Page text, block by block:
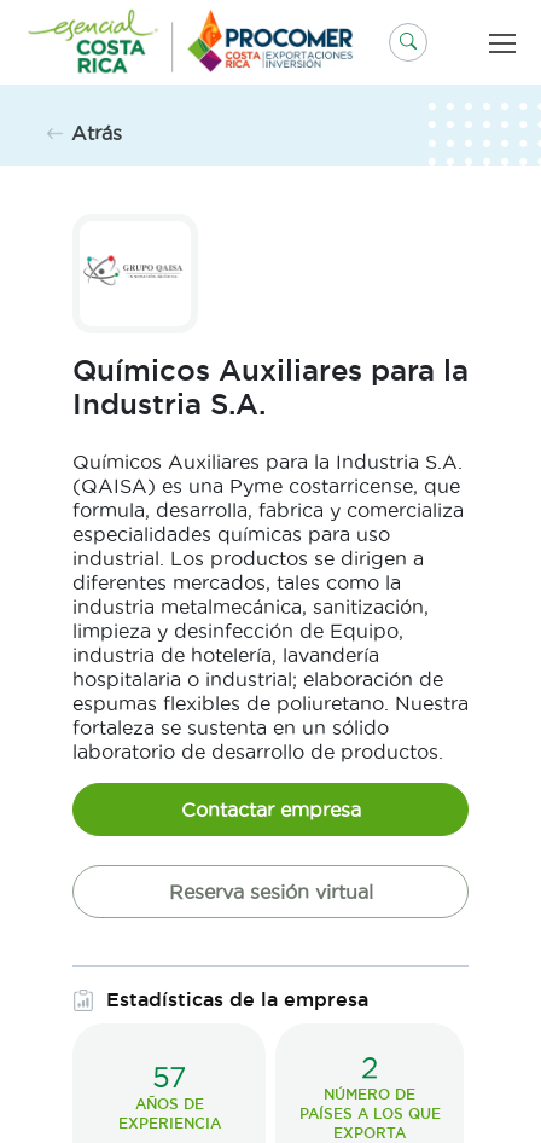
contenido
Atrás
Químicos Auxiliares para la
Industria S.A.
Químicos Auxiliares para la Industria S.A.
(QAISA) es una Pyme costarricense, que
formula, desarrolla, fabrica y comercializa
especialidades químicas para uso
industrial. Los productos se dirigen a
diferentes mercados, tales como la
industria metalmecánica, sanitización,
limpieza y desinfección de Equipo,
industria de hotelería, lavandería
hospitalaria o industrial; elaboración de
espumas flexibles de poliuretano. Nuestra
fortaleza se sustenta en un sólido
laboratorio de desarrollo de productos.
Contactar empresa
Reserva sesión virtual
Estadísticas de la empresa
57
AÑOS DE
EXPERIENCIA
2
NÚMERO DE
PAÍSES A LOS QUE
EXPORTA